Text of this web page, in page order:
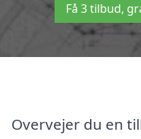
Få 3 tilbud,
Overvejer du en